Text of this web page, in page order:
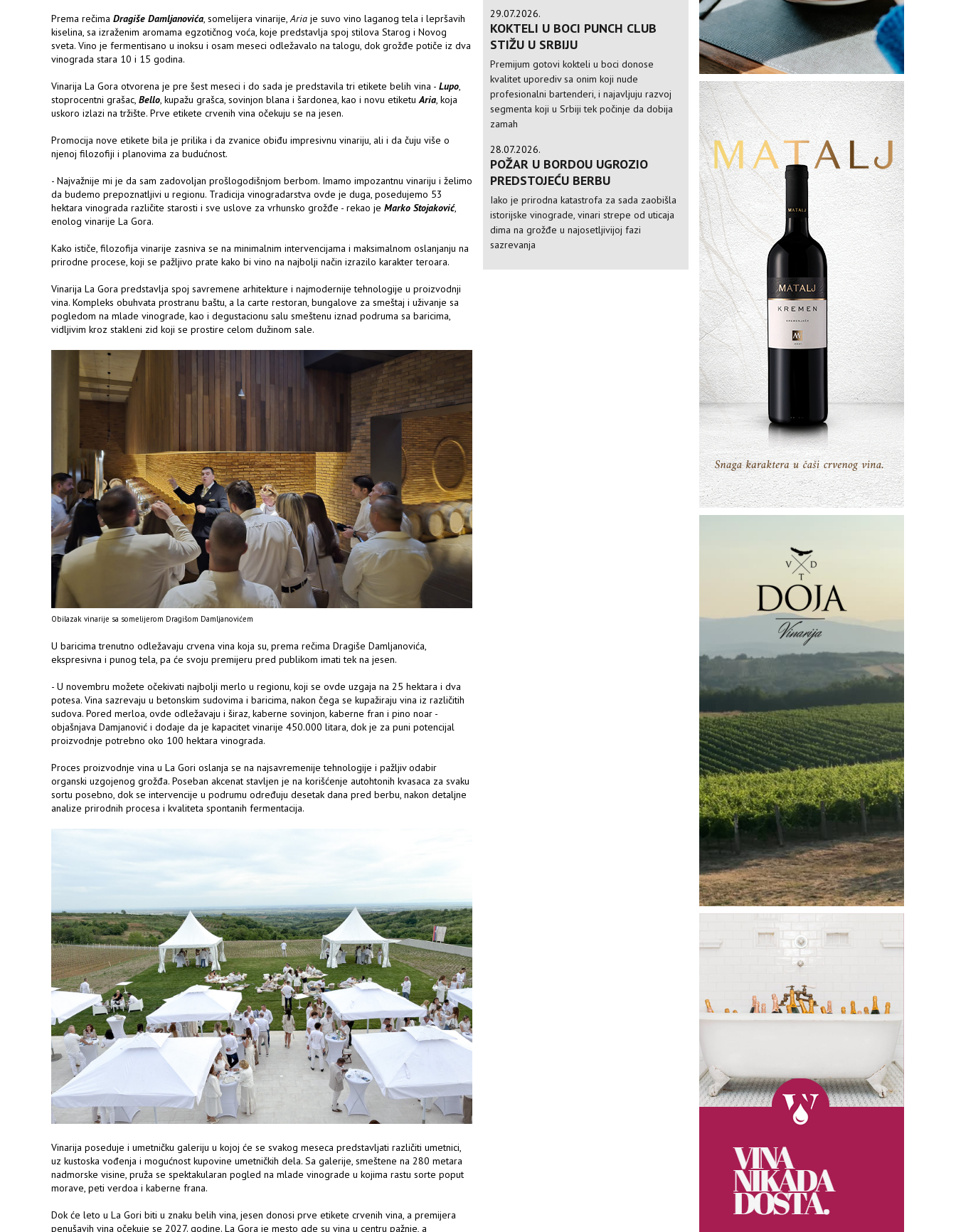
Prema rečima Dragiše Damljanovića, somelijera vinarije,Aria je suvo vino laganog tela i lepršavih
kiselina, sa izraženim aromama egzotičnog voća, koje predstavlja spoj stilova Starog i Novog
sveta. Vino je fermentisano u inoksu i osam meseci odležavalo na talogu, dok grožđe potiče iz dva
vinograda stara 10 i 15 godina.
Vinarija La Gora otvorena je pre šest meseci i do sada je predstavila tri etikete belih vina - Lupo,
stoprocentni grašac, Bello, kupažu grašca, sovinjon blana i šardonea, kao i novu etiketuAria, koja
uskoro izlazi na tržište. Prve etikete crvenih vina očekuju se na jesen.
Promocija nove etikete bila je prilika i da zvanice obiđu impresivnu vinariju, ali i da čuju više o
njenoj filozofiji i planovima za budućnost.
- Najvažnije mi je da sam zadovoljan prošlogodišnjom berbom. Imamo impozantnu vinariju i želimo
da budemo prepoznatljivi u regionu. Tradicija vinogradarstva ovde je duga, posedujemo 53
hektara vinograda različite starosti i sve uslove za vrhunsko grožđe - rekao je Marko Stojaković,
enolog vinarije La Gora.
Kako ističe, filozofija vinarije zasniva se na minimalnim intervencijama i maksimalnom oslanjanju na
prirodne procese, koji se pažljivo prate kako bi vino na najbolji način izrazilo karakter teroara.
Vinarija La Gora predstavlja spoj savremene arhitekture i najmodernije tehnologije u proizvodnji
vina. Kompleks obuhvata prostranu baštu, a la carte restoran, bungalove za smeštaj i uživanje sa
pogledom na mlade vinograde, kao i degustacionu salu smeštenu iznad podruma sa baricima,
vidljivim kroz stakleni zid koji se prostire celom dužinom sale.
Obilazak vinarije sa somelijerom Dragišom Damljanovićem
U baricima trenutno odležavaju crvena vina koja su, prema rečima Dragiše Damljanovića,
ekspresivna i punog tela, pa će svoju premijeru pred publikom imati tek na jesen.
- U novembru možete očekivati najbolji merlo u regionu, koji se ovde uzgaja na 25 hektara i dva
potesa. Vina sazrevaju u betonskim sudovima i baricima, nakon čega se kupažiraju vina iz različitih
sudova. Pored merloa, ovde odležavaju i širaz, kaberne sovinjon, kaberne fran i pino noar -
objašnjava Damjanović i dodaje da je kapacitet vinarije 450.000 litara, dok je za puni potencijal
proizvodnje potrebno oko 100 hektara vinograda.
Proces proizvodnje vina u La Gori oslanja se na najsavremenije tehnologije i pažljiv odabir
organski uzgojenog grožđa. Poseban akcenat stavljen je na korišćenje autohtonih kvasaca za svaku
sortu posebno, dok se intervencije u podrumu određuju desetak dana pred berbu, nakon detaljne
analize prirodnih procesa i kvaliteta spontanih fermentacija.
Vinarija poseduje i umetničku galeriju u kojoj će se svakog meseca predstavljati različiti umetnici,
uz kustoska vođenja i mogućnost kupovine umetničkih dela. Sa galerije, smeštene na 280 metara
nadmorske visine, pruža se spektakularan pogled na mlade vinograde u kojima rastu sorte poput
morave, peti verdoa i kaberne frana.
Dok će leto u La Gori biti u znaku belih vina, jesen donosi prve etikete crvenih vina, a premijera
penušavih vina očekuje se 2027. godine. La Gora je mesto gde su vina u centru pažnje, a
29.07.2026.
KOKTELI U BOCI PUNCH CLUB
STIŽU U SRBIJU
Premijum gotovi kokteli u boci donose
kvalitet uporediv sa onim koji nude
profesionalni bartenderi, i najavljuju razvoj
segmenta koji u Srbiji tek počinje da dobija
zamah
28.07.2026.
POŽAR U BORDOU UGROZIO
PREDSTOJEĆU BERBU
Iako je prirodna katastrofa za sada zaobišla
istorijske vinograde, vinari strepe od uticaja
dima na grožđe u najosetljivijoj fazi
sazrevanja